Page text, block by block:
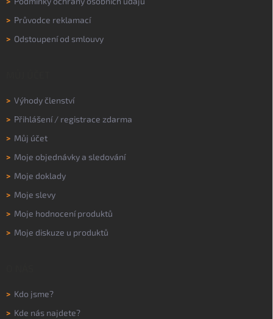
> Průvodce reklamací
> Odstoupení od smlouvy
> Výhody členství
> Přihlášení/ registrace zdarma
> Můj účet
> Moje objednávky a sledování
> Moje doklady
> Moje slevy
> Moje hodnocení produktů
> Moje diskuze u produktů
> Kdo jsme?
> Kde nás najdete?